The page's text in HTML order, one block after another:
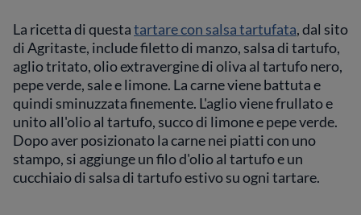
La ricetta di questatartare con salsa tartufata, dal sito
di Agritaste, include filetto di manzo, salsa di tartufo,
aglio tritato, olio extravergine di oliva al tartufo nero,
pepe verde, sale e limone. La carne viene battuta e
quindi sminuzzata finemente. L'aglio viene frullato e
unito all'olio al tartufo, succo di limone e pepe verde.
Dopo aver posizionato la carne nei piatti con uno
stampo, si aggiunge un filo d'olio al tartufo e un
cucchiaio di salsa di tartufo estivo su ogni tartare.